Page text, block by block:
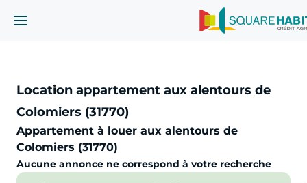
Location appartement aux alentours de
Colomiers (31770)
Appartement à louer aux alentours de
Colomiers (31770)
Aucune annonce ne correspond à votre recherche